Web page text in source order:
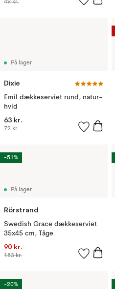
49 kr.
På lager
Dixie
Emil dækkeserviet rund, natur-
hvid
63 kr.
72 kr.
På lager
Rörstrand
Swedish Grace dækkeserviet
35x45 cm, Tåge
90 kr.
183 kr.
-51%
-20%